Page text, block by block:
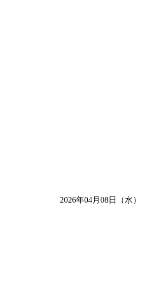
2026年04月08日（水）